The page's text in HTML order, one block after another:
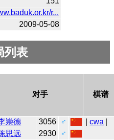
r...
2009-05-08
列表
对手 棋谱
崇德 3056 ♂ |cwa
思远 2930
♂